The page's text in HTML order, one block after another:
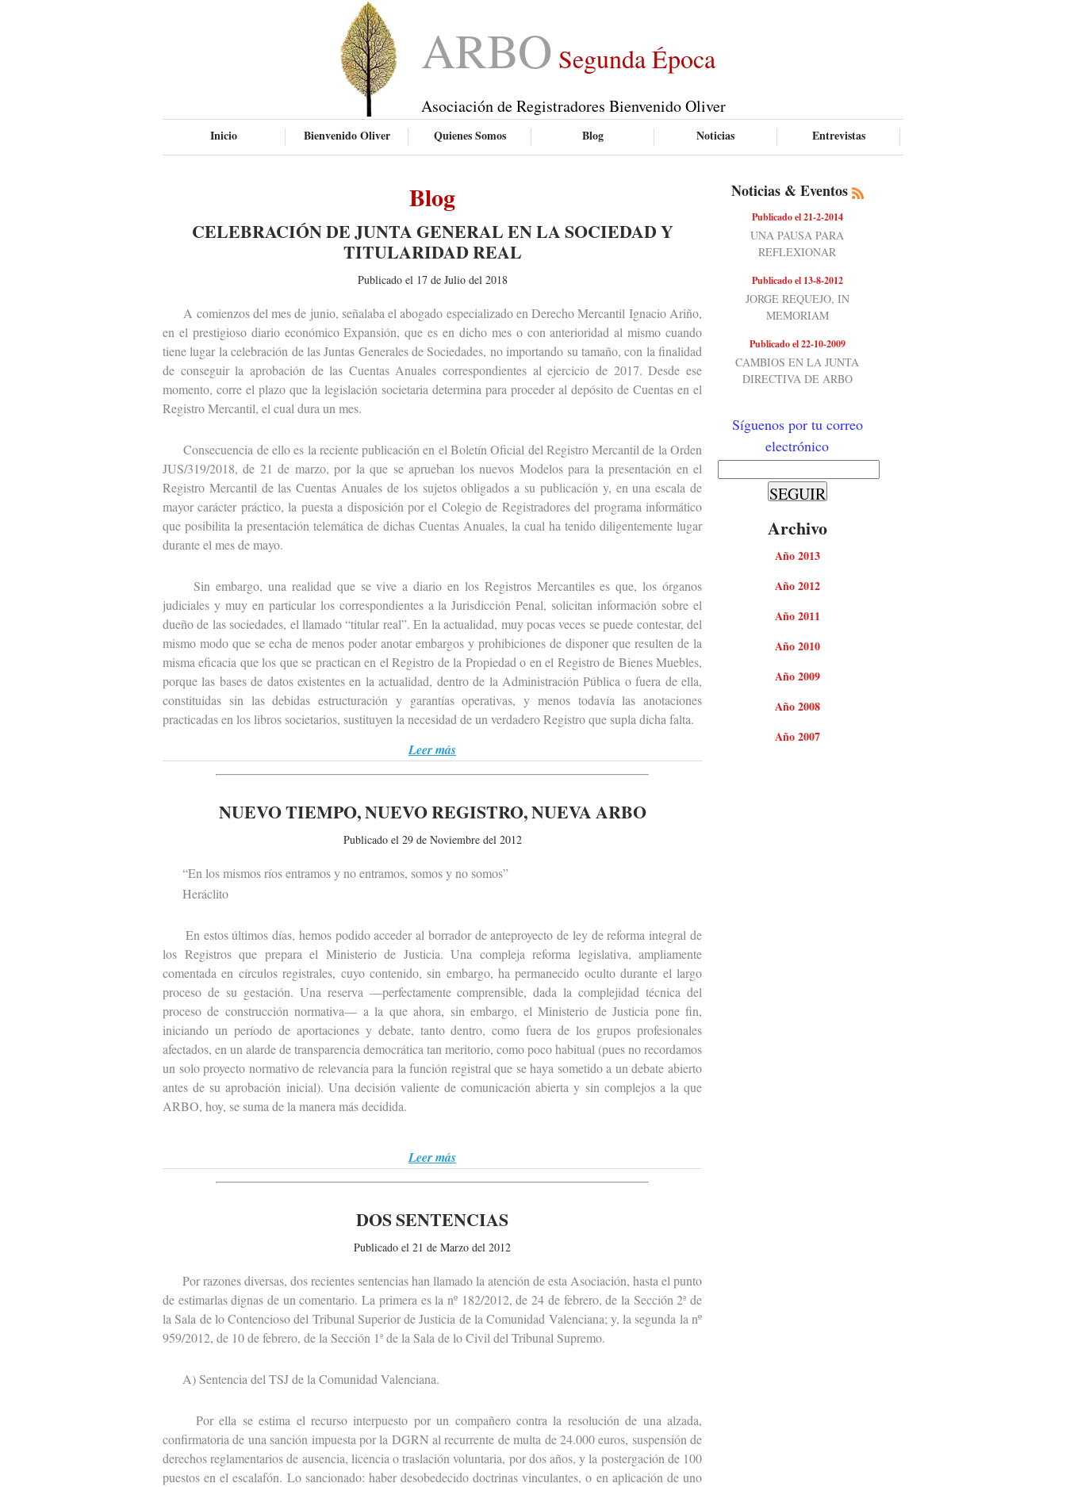
ARBO Segunda Época
Asociación de Registradores Bienvenido Oliver
Inicio Bienvenido Oliver Quienes Somos Blog Noticias Entrevistas
Blog
CELEBRACIÓN DE JUNTA GENERAL EN LA SOCIEDAD Y
TITULARIDAD REAL
Publicado el 17 de Julio del 2018
A comienzos del mes de junio, señalaba el abogado especializado en Derecho Mercantil Ignacio Ariño,
en el prestigioso diario económico Expansión, que es en dicho mes o con anterioridad al mismo cuando
tiene lugar la celebración de las Juntas Generales de Sociedades, no importando su tamaño, con la finalidad
de conseguir la aprobación de las Cuentas Anuales correspondientes al ejercicio de 2017. Desde ese
momento, corre el plazo que la legislación societaria determina para proceder al depósito de Cuentas en el
Registro Mercantil, el cual dura un mes.
Consecuencia de ello es la reciente publicación en el Boletín Oficial del Registro Mercantil de la Orden
JUS/319/2018, de 21 de marzo, por la que se aprueban los nuevos Modelos para la presentación en el
Registro Mercantil de las Cuentas Anuales de los sujetos obligados a su publicación y, en una escala de
mayor carácter práctico, la puesta a disposición por el Colegio de Registradores del programa informático
que posibilita la presentación telemática de dichas Cuentas Anuales, la cual ha tenido diligentemente lugar
durante el mes de mayo.
Sin embargo, una realidad que se vive a diario en los Registros Mercantiles es que, los órganos
judiciales y muy en particular los correspondientes a la Jurisdicción Penal, solicitan información sobre el
dueño de las sociedades, el llamado “titular real”. En la actualidad, muy pocas veces se puede contestar, del
mismo modo que se echa de menos poder anotar embargos y prohibiciones de disponer que resulten de la
misma eficacia que los que se practican en el Registro de la Propiedad o en el Registro de Bienes Muebles,
porque las bases de datos existentes en la actualidad, dentro de la Administración Pública o fuera de ella,
constituidas sin las debidas estructuración y garantías operativas, y menos todavía las anotaciones
practicadas en los libros societarios, sustituyen la necesidad de un verdadero Registro que supla dicha falta.
Leer más
NUEVO TIEMPO, NUEVO REGISTRO, NUEVA ARBO
Publicado el 29 de Noviembre del 2012
“En los mismos ríos entramos y no entramos, somos y no somos”
Heráclito
En estos últimos días, hemos podido acceder al borrador de anteproyecto de ley de reforma integral de
los Registros que prepara el Ministerio de Justicia. Una compleja reforma legislativa, ampliamente
comentada en círculos registrales, cuyo contenido, sin embargo, ha permanecido oculto durante el largo
proceso de su gestación. Una reserva —perfectamente comprensible, dada la complejidad técnica del
proceso de construcción normativa— a la que ahora, sin embargo, el Ministerio de Justicia pone fin,
iniciando un período de aportaciones y debate, tanto dentro, como fuera de los grupos profesionales
afectados, en un alarde de transparencia democrática tan meritorio, como poco habitual (pues no recordamos
un solo proyecto normativo de relevancia para la función registral que se haya sometido a un debate abierto
antes de su aprobación inicial). Una decisión valiente de comunicación abierta y sin complejos a la que
ARBO, hoy, se suma de la manera más decidida.
Leer más
DOS SENTENCIAS
Publicado el 21 de Marzo del 2012
Por razones diversas, dos recientes sentencias han llamado la atención de esta Asociación, hasta el punto
de estimarlas dignas de un comentario. La primera es la nº 182/2012, de 24 de febrero, de la Sección 2ª de
la Sala de lo Contencioso del Tribunal Superior de Justicia de la Comunidad Valenciana; y, la segunda la nº
959/2012, de 10 de febrero, de la Sección 1ª de la Sala de lo Civil del Tribunal Supremo.
A) Sentencia del TSJ de la Comunidad Valenciana.
Por ella se estima el recurso interpuesto por un compañero contra la resolución de una alzada,
confirmatoria de una sanción impuesta por la DGRN al recurrente de multa de 24.000 euros, suspensión de
derechos reglamentarios de ausencia, licencia o traslación voluntaria, por dos años, y la postergación de 100
puestos en el escalafón. Lo sancionado: haber desobedecido doctrinas vinculantes, o en aplicación de uno
Noticias & Eventos
Publicado el 21-2-2014
UNA PAUSA PARA
REFLEXIONAR
Publicado el 13-8-2012
JORGE REQUEJO, IN
MEMORIAM
Publicado el 22-10-2009
CAMBIOS EN LA JUNTA
DIRECTIVA DE ARBO
Síguenos por tu correo
electrónico
Archivo
Año 2013
Año 2012
Año 2011
Año 2010
Año 2009
Año 2008
Año 2007